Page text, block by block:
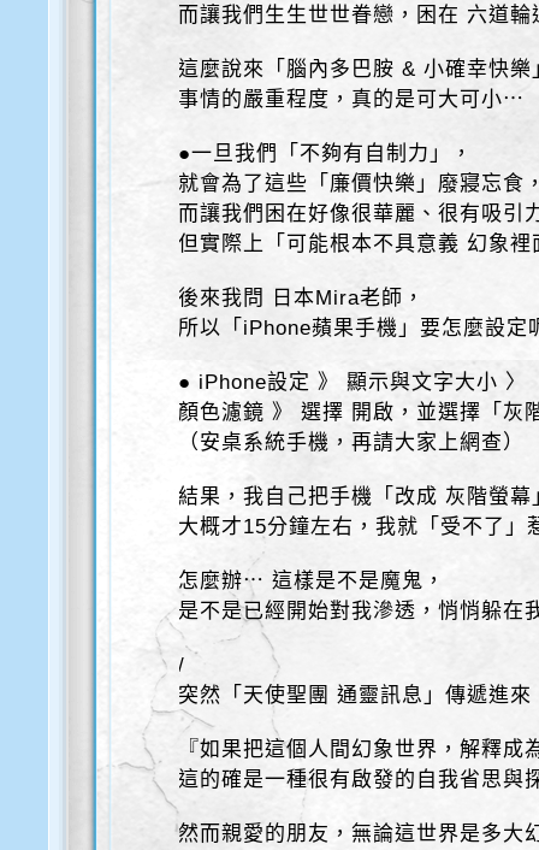
而讓我們生生世世眷戀，困在 六道輪
這麼說來「腦內多巴胺 & 小確幸快樂
事情的嚴重程度，真的是可大可小⋯
●一旦我們「不夠有自制力」，
就會為了這些「廉價快樂」廢寢忘食
而讓我們困在好像很華麗、很有吸引
但實際上「可能根本不具意義 幻象
後來我問 日本Mira老師，
所以「iPhone蘋果手機」要怎麼設定
● iPhone設定 》 顯示與文字大小 〉
顏色濾鏡 》 選擇 開啟，並選擇「灰
（安桌系統手機，再請大家上網查）
結果，我自己把手機「改成 灰階螢幕
大概才15分鐘左右，我就「受不了
怎麼辦⋯ 這樣是不是魔鬼，
是不是已經開始對我滲透，悄悄躲在
/
突然「天使聖團 通靈訊息」傳遞進來
『如果把這個人間幻象世界，解釋成
這的確是一種很有啟發的自我省思與
然而親愛的朋友，無論這世界是多大